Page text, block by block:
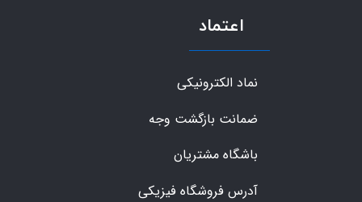
اعتماد
نماد الکترونیکی
ضمانت بازگشت وجه
باشگاه مشتریان
آدرس فروشگاه فیزیکی